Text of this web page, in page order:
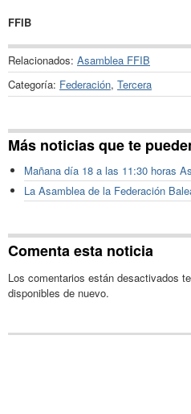
FFIB
Relacionados: Asamblea FFIB
Categoría: Federación, Tercera
Más noticias que te
Mañana día 18 a las 11:30 horas
La Asamblea de la Federación
Comenta esta noticia
Los comentarios están desactivados
disponibles de nuevo.